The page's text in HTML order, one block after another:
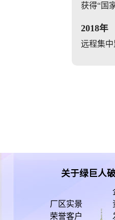
获得“国
2018年
远程集
关于绿巨人
厂区实景
荣誉客户